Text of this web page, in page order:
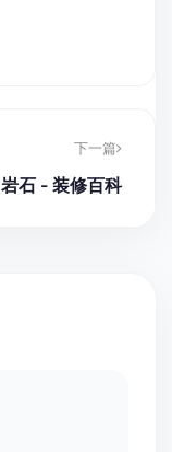
下一篇
岩石 - 装修百科